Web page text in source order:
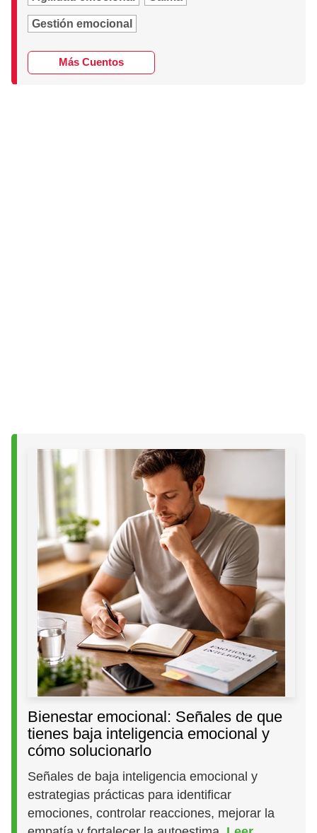
Gestión emocional
Más Cuentos
Bienestar emocional: Señales de que
tienes baja inteligencia emocional y
cómo solucionarlo
Señales de baja inteligencia emocional y
estrategias prácticas para identificar
emociones, controlar reacciones, mejorar la